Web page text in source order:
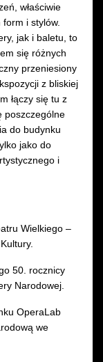
właściwie
i stylów.
jak i baletu, to
się różnych
przeniesiony
z bliskiej
łączy się tu z
poszczególne
do budynku
jako do
i
Wielkiego –
50. rocznicy
Narodowej.
OperaLab
we